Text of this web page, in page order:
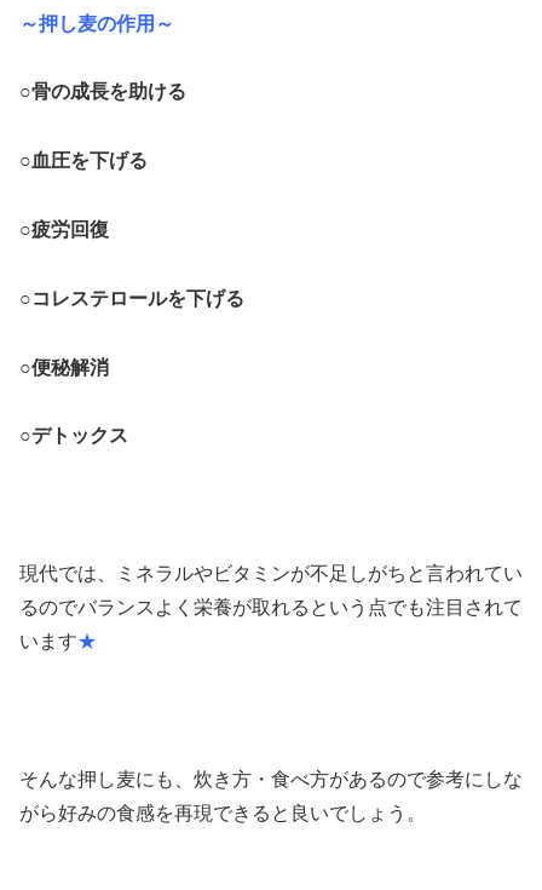
～押し麦の作用～
○骨の成長を助ける
○血圧を下げる
○疲労回復
○コレステロールを下げる
○便秘解消
○デトックス
現代では、ミネラルやビタミンが不足しがちと言われてい
るのでバランスよく栄養が取れるという点でも注目されて
います★
そんな押し麦にも、炊き方・食べ方があるので参考にしな
がら好みの食感を再現できると良いでしょう。